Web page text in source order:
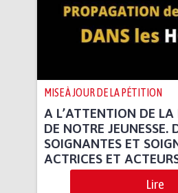
MISE À JOUR DE LA PÉTITION
A L’ATTENTION DE
DE NOTRE JEUNESSE.
SOIGNANTES ET
ACTRICES ET
Lire